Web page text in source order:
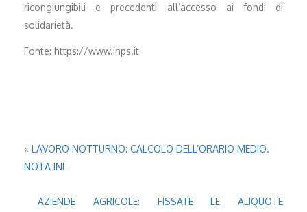
ricongiungibili e precedenti all’accesso ai fondi di
solidarietà.
Fonte: https://www.inps.it
« LAVORO NOTTURNO: CALCOLO DELL’ORARIO MEDIO.
NOTA INL
AZIENDE AGRICOLE: FISSATE LE ALIQUOTE